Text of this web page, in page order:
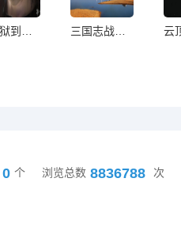
三国志战略版武将实力解析与排名深度剖析专题
0 个 浏览总数 8836788 次